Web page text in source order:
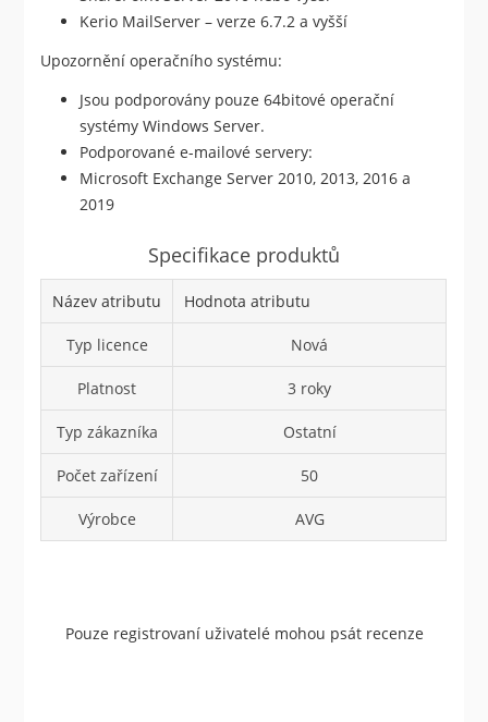
Kerio MailServer – verze 6.7.2 a vyšší
Upozornění operačního systému:
Jsou podporovány pouze 64bitové operační
systémy Windows Server.
Podporované e-mailové servery:
Microsoft Exchange Server 2010, 2013, 2016 a
2019
Specifikace produktů
Název atributu Hodnota atributu
Typ licence Nová
Platnost 3 roky
Typ zákazníka Ostatní
Počet zařízení 50
Výrobce AVG
Pouze registrovaní uživatelé mohou psát recenze